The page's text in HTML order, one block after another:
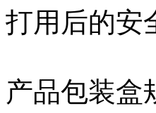
打用后的安
产品包装盒